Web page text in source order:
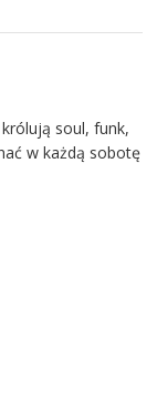
soul, funk,
w każdą sobotę